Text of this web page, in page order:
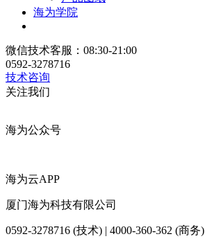
海为学院
微信技术客服：08:30-21:00
0592-3278716
技术咨询
关注我们
海为公众号
海为云APP
厦门海为科技有限公司
0592-3278716 (技术) | 4000-360-362 (商务)